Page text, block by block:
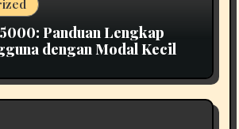
Panduan Lengkap
dengan Modal Kecil